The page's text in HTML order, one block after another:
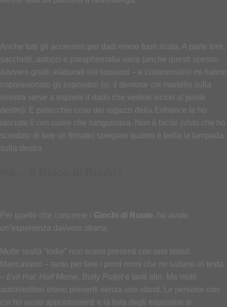
Anche tutti gli accessori per dadi erano fuori scala. A parte torri,
sacchetti, astucci e paraphernalia varia (anche questi spesso
davvero gradi, elaborati e/o lussuosi – e costosissimi) mi hanno
impressionato gli espositori (sì, il demone col martello sulla
sinistra serve a esporre il dado che vedete vicino al piede
destro). E parecchie cose dei ragazzi della Enhance le ho
lasciate lì con cuore che sanguinava. Non è facile (visto che ho
scordato di fare un filmato) spiegare quanto è bella la lampada
sulla destra.
Per quello che concerne i Giochi di Ruolo, ho avuto
un’esperienza davvero strana.
Molte realtà “indie” non erano presenti con uno stand.
Mancavano – tanto per fare i primi nomi che mi saltano in testa
– Evil Hat, Half Meme, Bully Pulpite tanti altri. Ma molti
autori/editori erano presenti senza uno stand. Le persone con
cui ho avuto appuntamenti e la lista degli espositori si